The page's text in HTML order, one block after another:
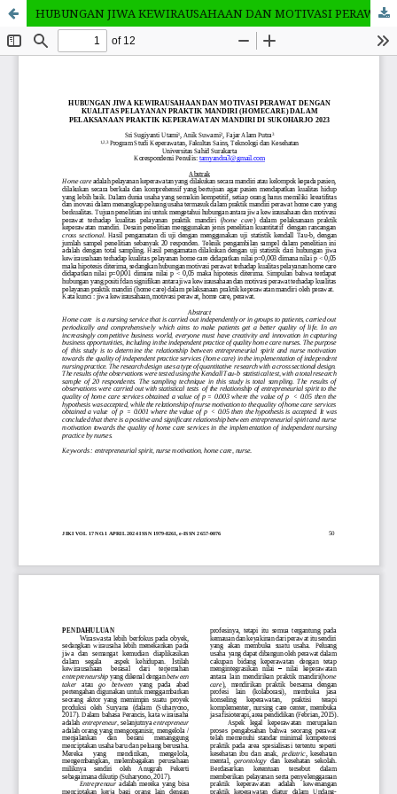
HUBUNGAN JIWA KEWIRAUSAHAAN DAN MOTIVASI PERAWAT TERHADAP KUALITAS PELAYANAN PRAKTIK MANDIRI (HOMECARE) DALAM PELAKSANAAN PRAKTIK KEPERAWATAN MANDIRI DI SUKOHARJO 2023